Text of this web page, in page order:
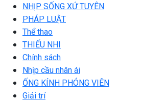
NHỊP SỐNG XỨ TUYÊN
PHÁP LUẬT
Thể thao
THIẾU NHI
Chính sách
Nhịp cầu nhân ái
ỐNG KÍNH PHÓNG VIÊN
Giải trí